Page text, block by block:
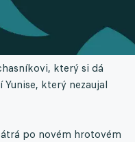
který si dá
Yunise, který nezaujal
po novém hrotovém